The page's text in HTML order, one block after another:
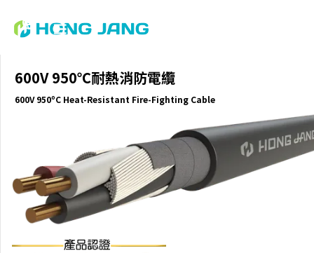
600V 950℃耐熱消防電纜
600V 950ºC Heat-Resistant Fire-Fighting Cable